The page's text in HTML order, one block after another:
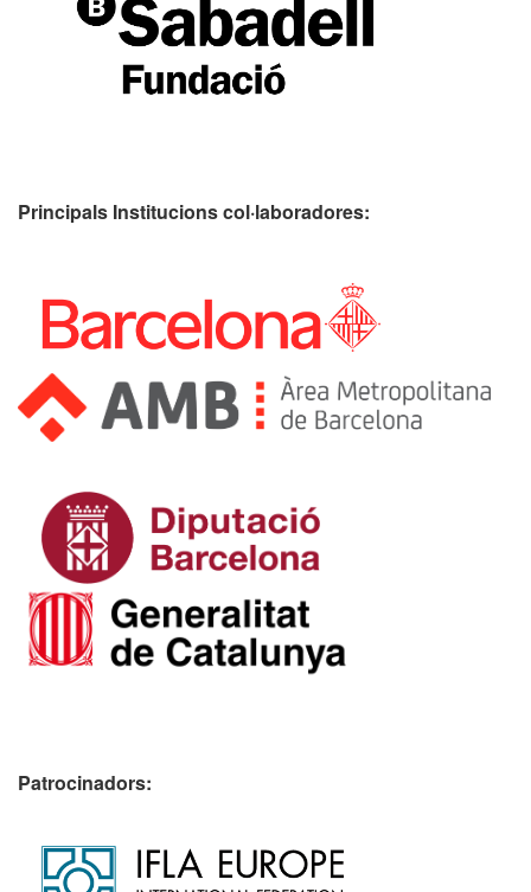
Principals Institucionscol·laboradores:
Patrocinadors: